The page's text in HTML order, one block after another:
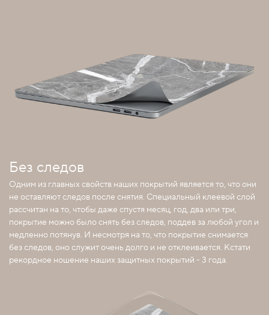
Без следов
Одним из главных свойств наших покрытий является то, что они
не оставляют следов после снятия. Специальный клеевой слой
рассчитан на то, чтобы даже спустя месяц, год, два или три,
покрытие можно было снять без следов, поддев за любой угол и
медленно потянув. И несмотря на то, что покрытие снимается
без следов, оно служит очень долго и не отклеивается. Кстати
рекордное ношение наших защитных покрытий - 3 года.